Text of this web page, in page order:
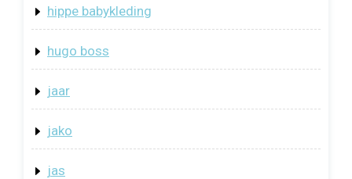
hippe babykleding
hugo boss
jaar
jako
jas